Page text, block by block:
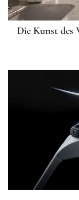
Die Kunst des